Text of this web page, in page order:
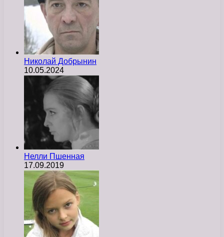
Николай Добрынин
10.05.2024
Нелли Пшенная
17.09.2019